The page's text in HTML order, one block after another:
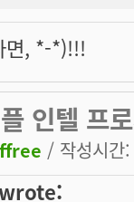
면, *-*)!!!
인텔 프
/ 작성시